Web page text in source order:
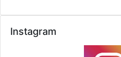
Instagram